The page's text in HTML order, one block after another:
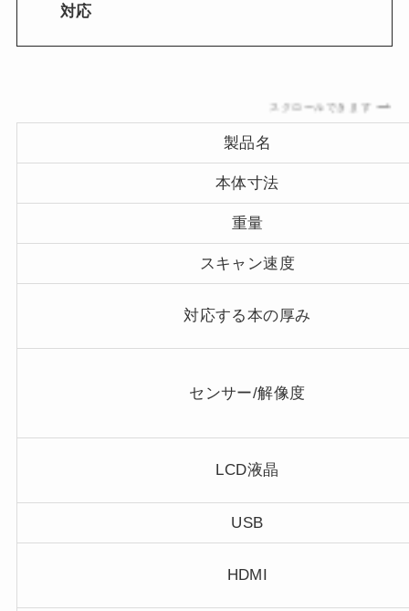
対応
スクロールできます
製品名
本体寸法
重量
スキャン速度
対応する本の厚み
センサー/解像度
LCD液晶
USB
HDMI